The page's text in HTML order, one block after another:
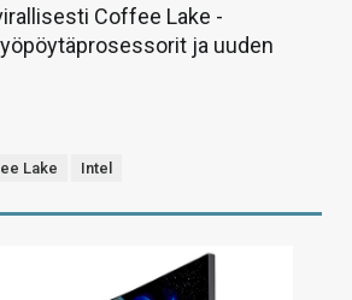
Coffee Lake -
ja uuden
Lake Intel